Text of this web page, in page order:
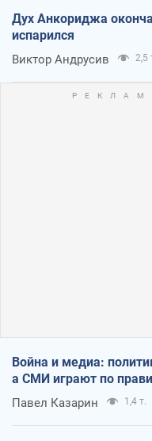
Дух Анкориджа
испарился
Виктор Андрусив 2,5
Война и медиа:
а СМИ играют по
Павел Казарин 1,4 т.